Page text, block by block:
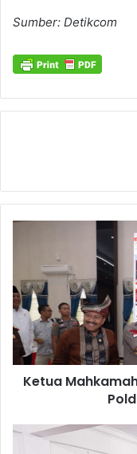
Sumber: Detikcom
Ketua